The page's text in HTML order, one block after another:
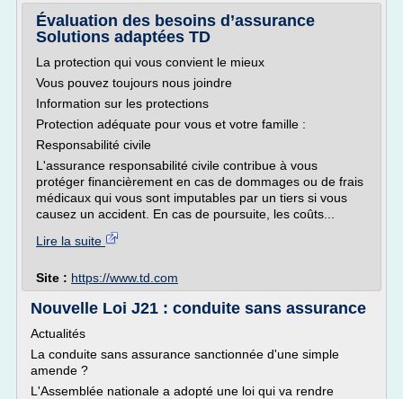
Évaluation des besoins d’assurance
Solutions adaptées TD
La protection qui vous convient le mieux
Vous pouvez toujours nous joindre
Information sur les protections
Protection adéquate pour vous et votre famille :
Responsabilité civile
L'assurance responsabilité civile contribue à vous
protéger financièrement en cas de dommages ou de frais
médicaux qui vous sont imputables par un tiers si vous
causez un accident. En cas de poursuite, les coûts...
Lire la suite
Site : https://www.td.com
Nouvelle Loi J21 : conduite sans assurance
Actualités
La conduite sans assurance sanctionnée d'une simple
amende ?
L'Assemblée nationale a adopté une loi qui va rendre